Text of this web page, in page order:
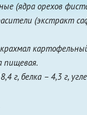
(ядра орехов
(экстракт
пищевая.
г, белка – 4,3 г,